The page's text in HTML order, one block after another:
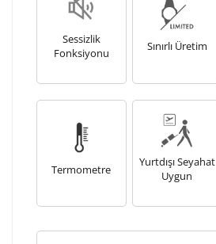
Sessizlik
Fonksiyonu
Sınırlı Üretim
Termometre
Yurtdışı Seyahat
Uygun